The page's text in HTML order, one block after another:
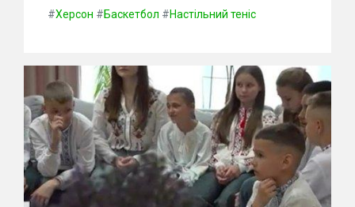
#Херсон #Баскетбол #Настільний теніс